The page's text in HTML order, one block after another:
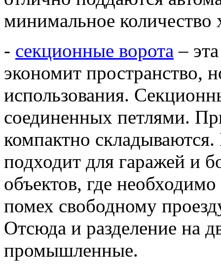
минимальное количество
- секционные ворота –
экономит пространство,
использования.
соединенных петлями.
компактно
подходит для гаражей и
объектов, где
помех свободному
Отсюда и разделение на
промышленные.